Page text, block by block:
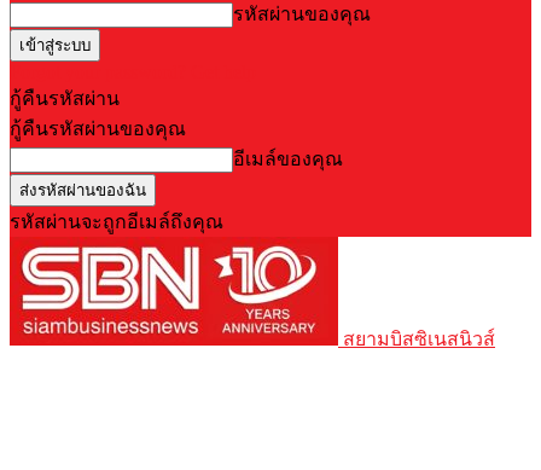
รหัสผ่านของคุณ
กู้คืนรหัสผ่าน
กู้คืนรหัสผ่านของคุณ
อีเมล์ของคุณ
รหัสผ่านจะถูกอีเมล์ถึงคุณ
สยามบิสซิเนสนิวส์